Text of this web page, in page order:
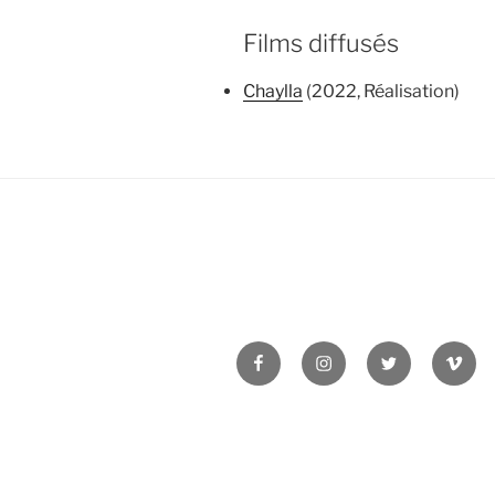
Films diffusés
Chaylla (2022, Réalisation)
FacebookInstagramTwitter